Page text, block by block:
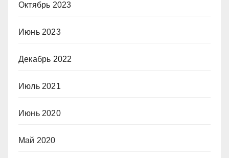
Октябрь 2023
Июнь 2023
Декабрь 2022
Июль 2021
Июнь 2020
Май 2020